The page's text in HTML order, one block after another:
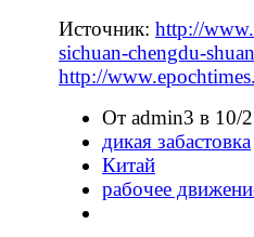
Источник: http://
sichuan-chengdu-
http://
От admin3 в 10/
дикая забастовка
Китай
рабочее